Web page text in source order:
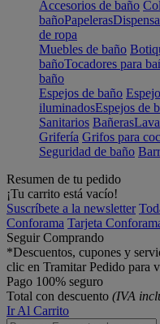
Accesorios de baño
bañoPapeleras
de ropa
Muebles de baño
bañoTocadores para
baño
Espejos de baño
iluminadosEspejos de
Sanitarios Bañeras
Grifería Grifos para
Seguridad de baño
Resumen de tu pedido
¡Tu carrito está vacío!
Suscríbete a la newsletter
Conforama Tarjeta
Seguir Comprando
*Descuentos, cupones y
clic en Tramitar Pedido para
Pago 100% seguro
Total con descuento (IVA
Ir Al Carrito